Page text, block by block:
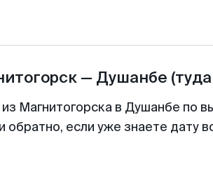
— Душанбе
Магнитогорска в Душанбе по
если уже знаете дату